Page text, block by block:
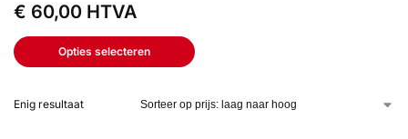
€ 60,00 HTVA
Opties selecteren
Enig resultaat